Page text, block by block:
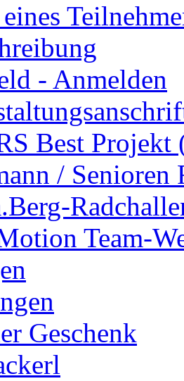
- Anmelden
Best Projekt
/ Senioren
Team-
Geschenk